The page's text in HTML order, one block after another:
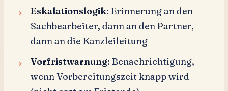
Eskalationslogik: Erinnerung an den
Sachbearbeiter, dann an den Partner,
dann an die Kanzleileitung
Vorfristwarnung: Benachrichtigung,
wenn Vorbereitungszeit knapp wird